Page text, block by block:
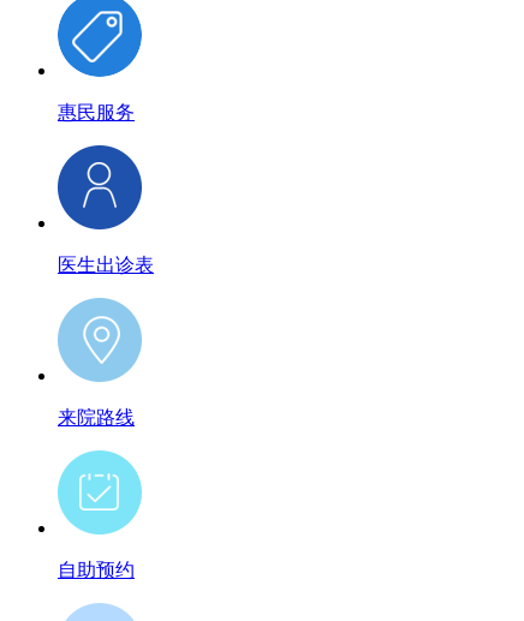
惠民服务
医生出诊表
来院路线
自助预约